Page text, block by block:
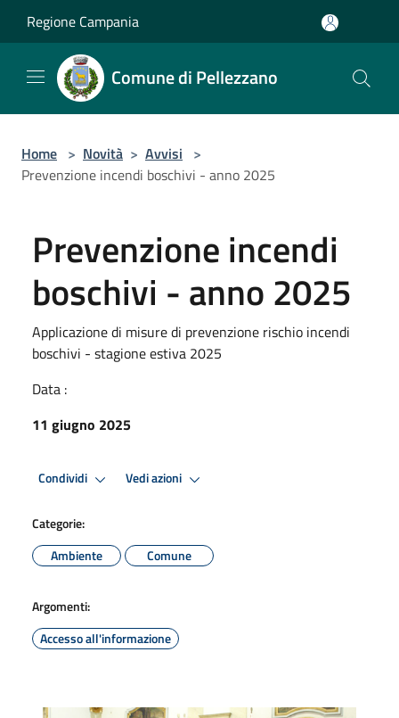
Regione Campania
Comune di Pellezzano
Home > Novità > Avvisi >
Prevenzione incendi boschivi - anno 2025
Prevenzione incendi
boschivi - anno 2025
Applicazione di misure di prevenzione rischio incendi
boschivi - stagione estiva 2025
Data :
11 giugno 2025
Condividi Vedi azioni
Categorie:
Ambiente
Comune
Argomenti:
Accesso all'informazione